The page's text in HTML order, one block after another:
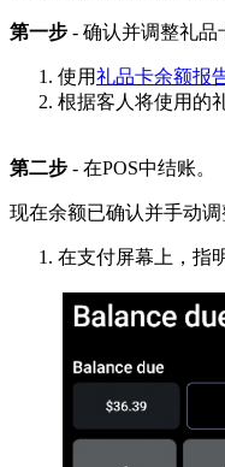
第一步 - 确认并调整礼品
使用礼品卡余额报
根据客人将使用的
第二步 - 在POS中结账。
现在余额已确认并手动
在支付屏幕上，指